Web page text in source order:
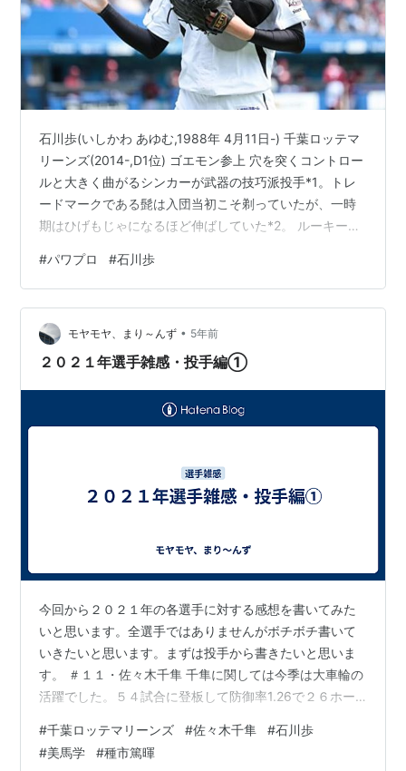
石川歩(いしかわ あゆむ,1988年 4月11日-) 千葉ロッテマ
リーンズ(2014-,D1位) ゴエモン参上 穴を突くコントロー
ルと大きく曲がるシンカーが武器の技巧派投手*1。トレ
ードマークである髭は入団当初こそ剃っていたが、一時
期はひげもじゃになるほど伸ばしていた*2。 ルーキーイ
が決定。4月6日の試合でプロ初勝利を完投で飾ると、調
子の波はあったがほとんどの期間一軍に帯同し、新人で
唯一の規定投球回に到達。その実績が認められその年の
パ・リーグ新人王に輝いた。 【査定】 *実況パワフルプ
ロ野球2014 ver1.02と主な変更点 ノビE・…
#パワプロ #石川歩
モヤモヤ、まり～んず • 5年前
２０２１年選手雑感・投手編①
今回から２０２１年の各選手に対する感想を書いてみた
いと思います。全選手ではありませんがボチボチ書いて
いきたいと思います。まずは投手から書きたいと思いま
す。 ＃１１・佐々木千隼 千隼に関しては今季は大車輪の
活躍でした。５４試合に登板して防御率1.26で２６ホー
て嬉しいですね。開幕時は先発ローテから外れビハイン
ドロングから始まり８回の勝ちパのセットアッパーまで
#千葉ロッテマリーンズ #佐々木千隼 #石川歩
#美馬学 #種市篤暉